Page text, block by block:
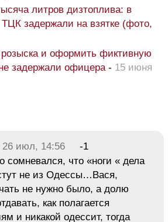
литров дизтоплива: в
задержали на взятке (фото,
и оформить фиктивную
задержали офицера - 15 июня
26 июл, 14:56
-1
сомневался, что «ноги « дела
не из Одессы…Вася,
не нужно было, а долю
как полагается
и никакой одессит, тогда